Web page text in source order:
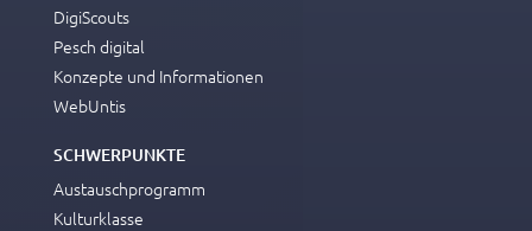
DigiScouts
Pesch digital
Konzepte und Informationen
WebUntis
SCHWERPUNKTE
Austauschprogramm
Kulturklasse